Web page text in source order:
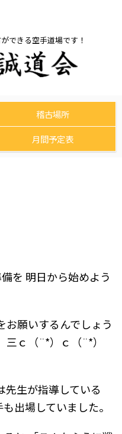
できる空手道場です！
稽古場所
月間予定表
を 明日から始めよう
お願いするんでしょう
ｃ（¨*）ｃ（¨*）
先生が指導している
出場していました。